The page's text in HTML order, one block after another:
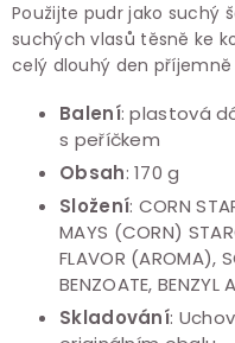
Použijte pudr jako suchý
suchých vlasů těsně ke
celý dlouhý den
Balení: plastová
s peříčkem
Obsah: 170 g
Složení: CORN
MAYS (CORN)
FLAVOR (AROMA),
BENZOATE, BENZYL
Skladování: